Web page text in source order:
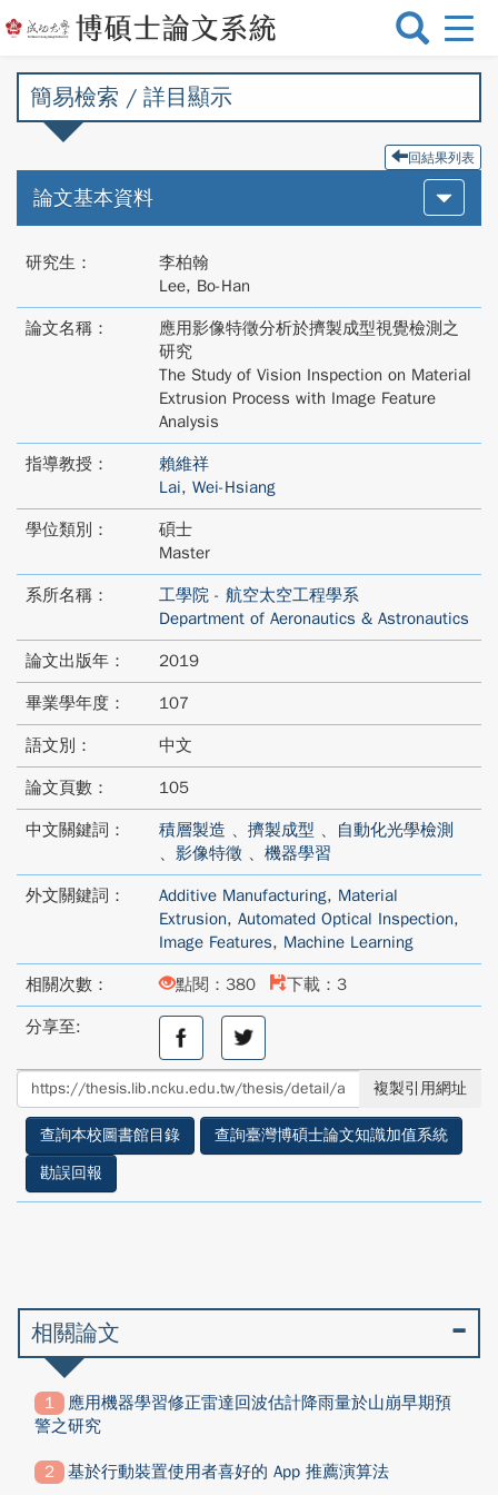
選
切
簡易檢索 / 詳目顯示
回結果列表
論文基本資料
研究生：
李柏翰
Lee, Bo-Han
論文名稱：
應用影像特徵分析於擠製成型視覺檢測之
研究
The Study of Vision Inspection on Material
Extrusion Process with Image Feature
Analysis
指導教授：
賴維祥
Lai, Wei-Hsiang
學位類別：
碩士
Master
系所名稱：
工學院 - 航空太空工程學系
Department of Aeronautics & Astronautics
論文出版年： 2019
畢業學年度： 107
語文別： 中文
論文頁數： 105
中文關鍵詞： 積層製造 、 擠製成型 、
自動化光學檢測
、 影像特徵 、 機器學習
外文關鍵詞： Additive Manufacturing, Material
Extrusion, Automated Optical Inspection,
Image Features, Machine Learning
相關次數： 點閱：380 下載：3
分享至:
分
至
facebook
分
享
至
twitter
複製引用網址
查詢本校圖書館目錄
查詢臺灣博碩士論文知識加值系統
勘誤回報
相關論文
應用機器學習修正雷達回波估計降雨量於山崩早期預
警之研究
基於行動裝置使用者喜好的 App 推薦演算法